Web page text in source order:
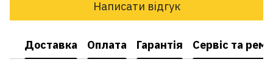
Написати відгук
Доставка Оплата Гарантія Сервіс та